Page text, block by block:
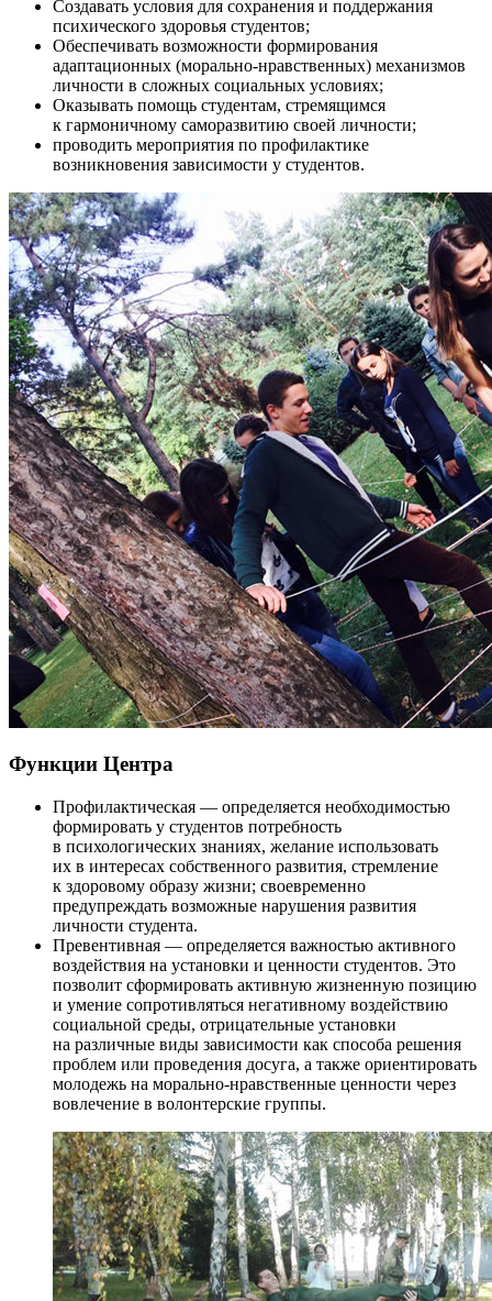
Создавать условия для сохранения и поддержания
психического здоровья студентов;
Обеспечивать возможности формирования
адаптационных (морально-нравственных) механизмов
личности в сложных социальных условиях;
Оказывать помощь студентам, стремящимся
к гармоничному саморазвитию своей личности;
проводить мероприятия по профилактике
возникновения зависимости у студентов.
Функции Центра
Профилактическая — определяется необходимостью
формировать у студентов потребность
в психологических знаниях, желание использовать
их в интересах собственного развития, стремление
к здоровому образу жизни; своевременно
предупреждать возможные нарушения развития
личности студента.
Превентивная — определяется важностью активного
воздействия на установки и ценности студентов. Это
позволит сформировать активную жизненную позицию
и умение сопротивляться негативному воздействию
социальной среды, отрицательные установки
на различные виды зависимости как способа решения
проблем или проведения досуга, а также ориентировать
молодежь на морально-нравственные ценности через
вовлечение в волонтерские группы.